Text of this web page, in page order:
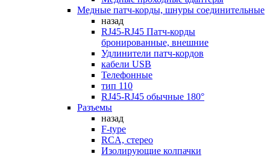
Медные патч-корды, шнуры соединительные
назад
RJ45-RJ45 Патч-корды
бронированные, внешние
Удлинители патч-кордов
кабели USB
Телефонные
тип 110
RJ45-RJ45 обычные 180°
Разъемы
назад
F-type
RCA, стерео
Изолирующие колпачки